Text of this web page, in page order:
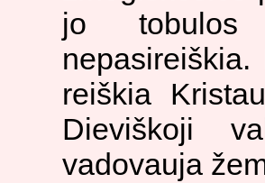
jo tobulos
reiškia
Dieviškoji
vadovauja